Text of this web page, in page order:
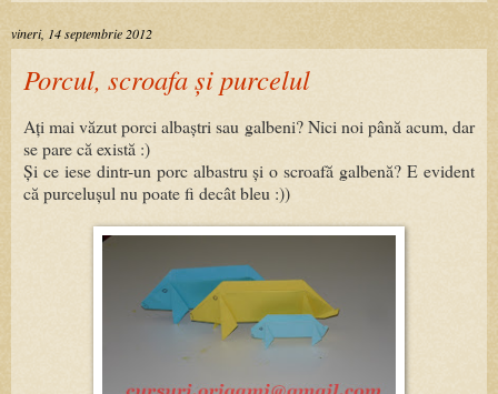
vineri, 14 septembrie 2012
Porcul, scroafa și purcelul
Ați mai văzut porci albaștri sau galbeni? Nici noi până acum, dar
se pare că există :)
Și ce iese dintr-un porc albastru și o scroafă galbenă? E evident
că purcelușul nu poate fi decât bleu :))